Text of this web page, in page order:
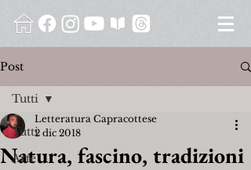
Post
Tutti
Arte
Tutti
Natura, fascino, tradizioni
Letteratura Capracottese
2 dic 2018